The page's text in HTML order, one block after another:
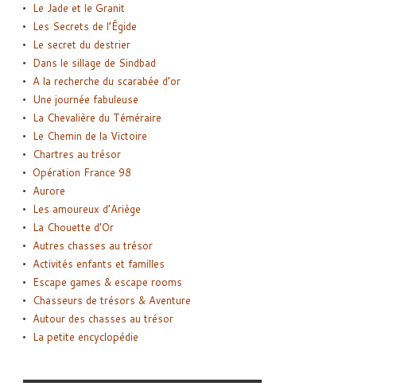
Le Jade et le Granit
Les Secrets de l’Égide
Le secret du destrier
Dans le sillage de Sindbad
A la recherche du scarabée d’or
Une journée fabuleuse
La Chevalière du Téméraire
Le Chemin de la Victoire
Chartres au trésor
Opération France 98
Aurore
Les amoureux d’Ariège
La Chouette d’Or
Autres chasses au trésor
Activités enfants et familles
Escape games & escape rooms
Chasseurs de trésors & Aventure
Autour des chasses au trésor
La petite encyclopédie